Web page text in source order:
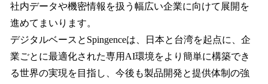
社内データや機密情報を扱う幅広い企業に向けて展開を
進めてまいります。
デジタルベースとSpingenceは、日本と台湾を起点に、企
業ごとに最適化された専用AI環境をより簡単に構築でき
る世界の実現を目指し、今後も製品開発と提供体制の強